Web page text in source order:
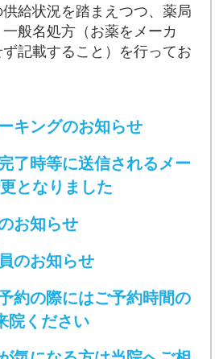
給状況を踏まえつつ、薬局
般名処方（お薬をメーカ
記載すること）を行ってお
キングのお知らせ
了時等に送信されるメー
となりました
お知らせ
のお知らせ
約の際にはご予約時間の
院ください